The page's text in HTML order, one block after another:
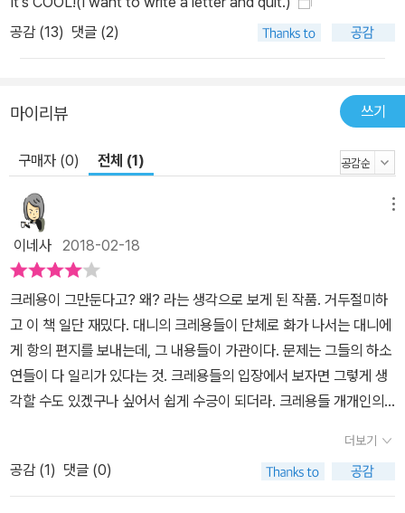
공감 (13) 댓글 (2)
마이리뷰 쓰기
구매자 (0) 전체 (1)
이네사 2018-02-18
⁠⁠크레용이 그만둔다고? 왜? 라는 생각으로 보게 된 작품. 거두절미하
고 이 책 일단 재밌다. 대니의 크레용들이 단체로 화가 나서는 대니에
게 항의 편지를 보내는데, 그 내용들이 가관이다. 문제는 그들의 하소
연들이 다 일리가 있다는 것. 크레용들의 입장에서 보자면 그렇게 생
각할 수도 있겠구나 싶어서 쉽게 수긍이 되더라. 크레용들 개개인의
색도 하얀색도 다 각자 할 말이 있는 것을 보면서 참으로 민주적인 책
이라는 생각을 금할 길이 없었다. 그렇다면 크레용의 항의에 당황한
대니는 과연 어떤 결정을 내릴까? < 크레용이 화났어>라는 책으로
더보기
공감 (1) 댓글 (0)